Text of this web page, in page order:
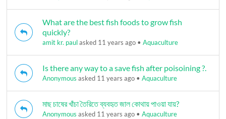
What are the best fish foods to grow fish
quickly?
amit kr. paulasked 11 years ago •Aquaculture
Is there any way to a save fish after poisoining ?.
Anonymous asked 11 years ago •Aquaculture
মাছ চাষের খাঁচা তৈরিতে ব্যবহৃত জাল কোথায় পাওয়া যায়?
Anonymous asked 11 years ago •Aquaculture